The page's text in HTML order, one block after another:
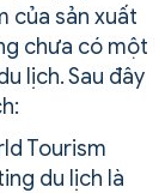
của sản xuất
chưa có một
lịch. Sau đây
Tourism
du lịch là